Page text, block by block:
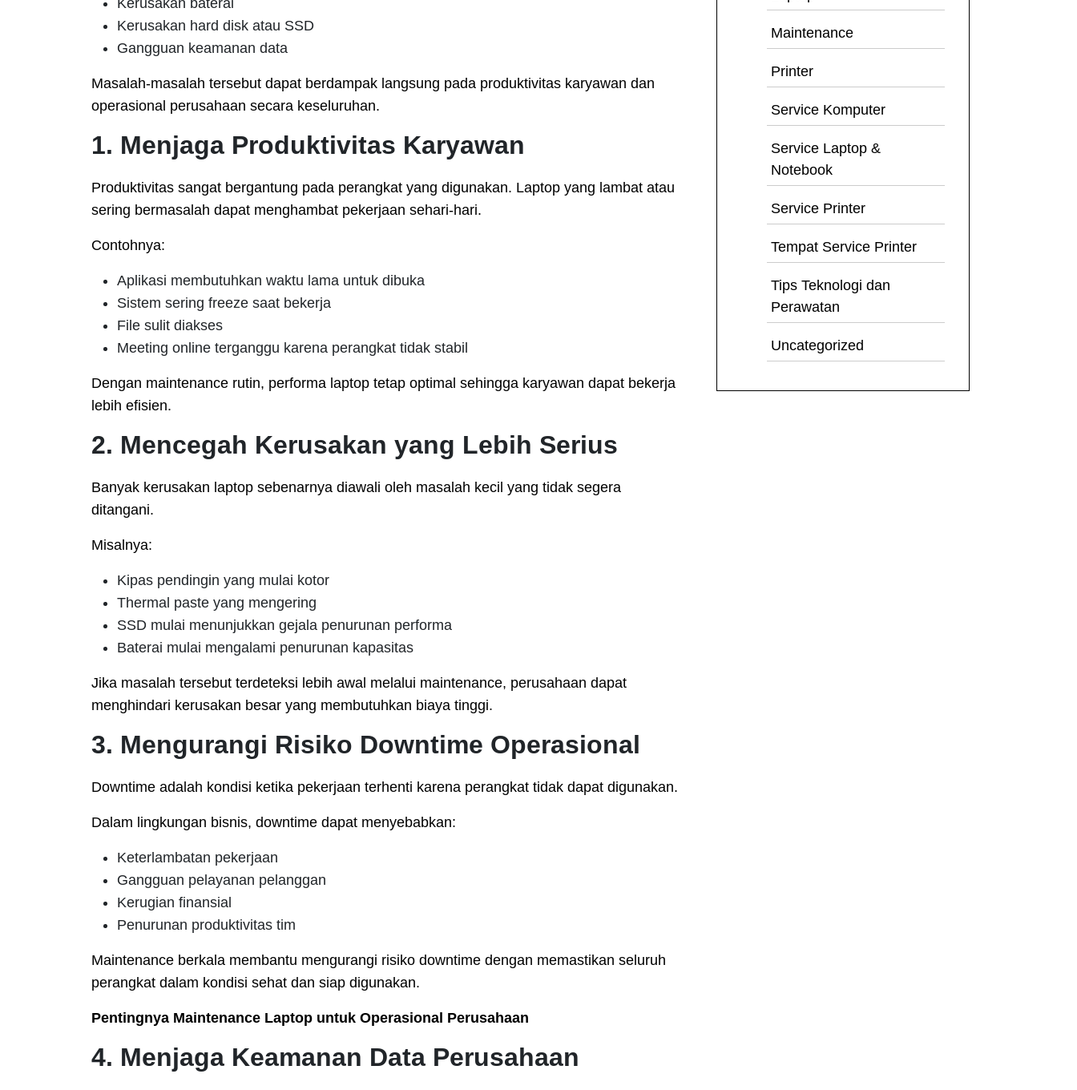
Kerusakan hard disk atau SSD
Gangguan keamanan data
Masalah-masalah tersebut dapat berdampak langsung pada produktivitas karyawan dan
operasional perusahaan secara keseluruhan.
1. Menjaga Produktivitas Karyawan
Produktivitas sangat bergantung pada perangkat yang digunakan. Laptop yang lambat atau
sering bermasalah dapat menghambat pekerjaan sehari-hari.
Contohnya:
Aplikasi membutuhkan waktu lama untuk dibuka
Sistem sering freeze saat bekerja
File sulit diakses
Meeting online terganggu karena perangkat tidak stabil
Dengan maintenance rutin, performa laptop tetap optimal sehingga karyawan dapat bekerja
lebih efisien.
2. Mencegah Kerusakan yang Lebih Serius
Banyak kerusakan laptop sebenarnya diawali oleh masalah kecil yang tidak segera
ditangani.
Misalnya:
Kipas pendingin yang mulai kotor
Thermal paste yang mengering
SSD mulai menunjukkan gejala penurunan performa
Baterai mulai mengalami penurunan kapasitas
Jika masalah tersebut terdeteksi lebih awal melalui maintenance, perusahaan dapat
menghindari kerusakan besar yang membutuhkan biaya tinggi.
3. Mengurangi Risiko Downtime Operasional
Downtime adalah kondisi ketika pekerjaan terhenti karena perangkat tidak dapat digunakan.
Dalam lingkungan bisnis, downtime dapat menyebabkan:
Keterlambatan pekerjaan
Gangguan pelayanan pelanggan
Kerugian finansial
Penurunan produktivitas tim
Maintenance berkala membantu mengurangi risiko downtime dengan memastikan seluruh
perangkat dalam kondisi sehat dan siap digunakan.
Pentingnya Maintenance Laptop untuk Operasional Perusahaan
4. Menjaga Keamanan Data Perusahaan
Maintenance
Printer
Service Komputer
Service Laptop &
Notebook
Service Printer
Tempat Service Printer
Tips Teknologi dan
Perawatan
Uncategorized